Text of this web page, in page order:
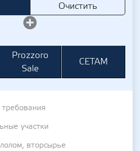
Очистить
Prozzoro
Sale
СЕТАМ
участки
вторсырье